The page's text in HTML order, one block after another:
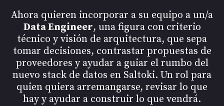
Ahora quieren incorporar a su equipo a un/a
Data Engineer, una figura con criterio
técnico y visión de arquitectura, que sepa
tomar decisiones, contrastar propuestas de
proveedores y ayudar a guiar el rumbo del
nuevo stack de datos en Saltoki. Un rol para
quien quiera arremangarse, revisar lo que
hay y ayudar a construir lo que vendrá.